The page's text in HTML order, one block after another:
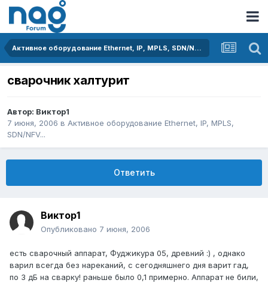
Активное оборудование Ethernet, IP, MPLS, SDN/NFV...
сварочник халтурит
Автор: Виктор1
7 июня, 2006 в Активное оборудование Ethernet, IP, MPLS,
SDN/NFV...
Ответить
Виктор1
Опубликовано 7 июня, 2006
есть сварочный аппарат, Фуджикура 05, древний :) , однако
варил всегда без нареканий, с сегодняшнего дня варит гад,
по 3 дБ на сварку! раньше было 0,1 примерно. Аппарат не били,